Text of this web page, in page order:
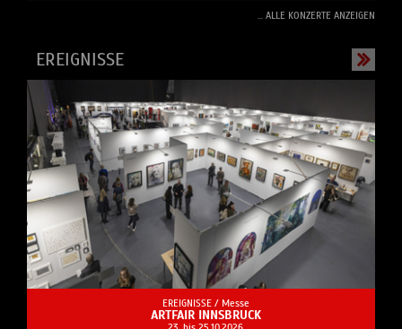
... ALLE KONZERTE ANZEIGEN
EREIGNISSE
EREIGNISSE / Messe
ARTFAIR INNSBRUCK